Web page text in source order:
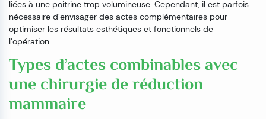
liées à une poitrine trop volumineuse. Cependant, il est parfois
nécessaire d’envisager des actes complémentaires pour
optimiser les résultats esthétiques et fonctionnels de
l’opération.
Types d’actes combinables avec
une chirurgie de réduction
mammaire